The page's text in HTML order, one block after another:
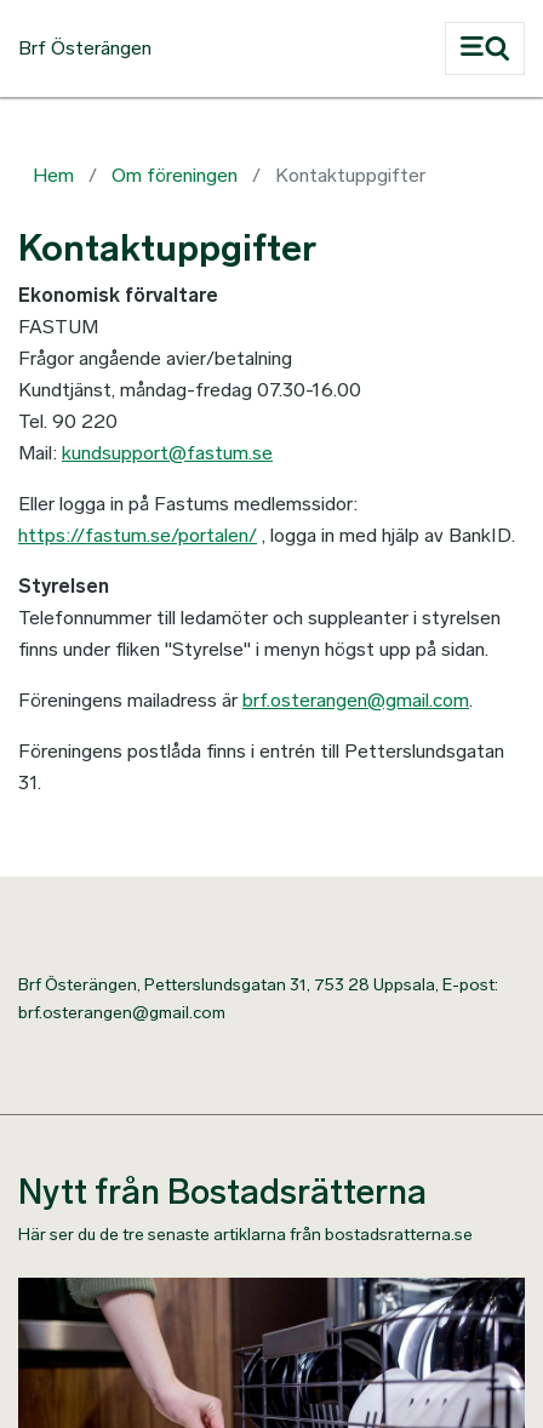
Brf Österängen
Hem Om föreningen Kontaktuppgifter
Kontaktuppgifter
Ekonomisk förvaltare
FASTUM
Frågor angående avier/betalning
Kundtjänst, måndag-fredag 07.30-16.00
Tel. 90 220
Mail: kundsupport@fastum.se
Eller logga in på Fastums medlemssidor:
https://fastum.se/portalen/ , logga in med hjälp av BankID.
Styrelsen
Telefonnummer till ledamöter och suppleanter i styrelsen
finns under fliken "Styrelse" i menyn högst upp på sidan.
Föreningens mailadress är brf.osterangen@gmail.com.
Föreningens postlåda finns i entrén till Petterslundsgatan
31.
Brf Österängen, Petterslundsgatan 31, 753 28 Uppsala, E-post:
brf.osterangen@gmail.com
Nytt från Bostadsrätterna
Här ser du de tre senaste artiklarna från bostadsratterna.se